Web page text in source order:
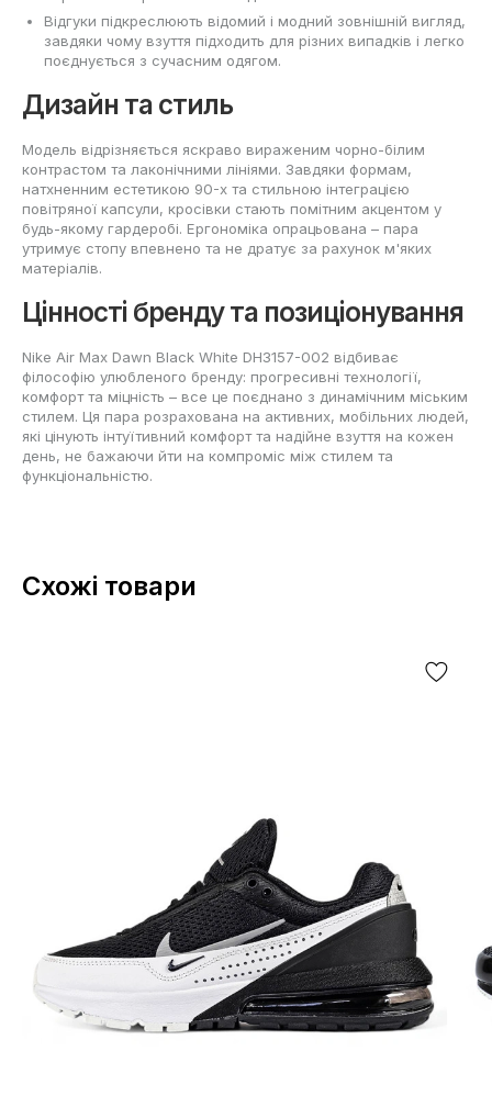
Відгуки підкреслюють відомий і модний зовнішній вигляд,
завдяки чому взуття підходить для різних випадків і легко
поєднується з сучасним одягом.
Дизайн та стиль
Модель відрізняється яскраво вираженим чорно-білим
контрастом та лаконічними лініями. Завдяки формам,
натхненним естетикою 90-х та стильною інтеграцією
повітряної капсули, кросівки стають помітним акцентом у
будь-якому гардеробі. Ергономіка опрацьована – пара
утримує стопу впевнено та не дратує за рахунок м'яких
матеріалів.
Цінності бренду та позиціонування
Nike Air Max Dawn Black White DH3157-002 відбиває
філософію улюбленого бренду: прогресивні технології,
комфорт та міцність – все це поєднано з динамічним міським
стилем. Ця пара розрахована на активних, мобільних людей,
які цінують інтуїтивний комфорт та надійне взуття на кожен
день, не бажаючи йти на компроміс між стилем та
функціональністю.
Схожі товари